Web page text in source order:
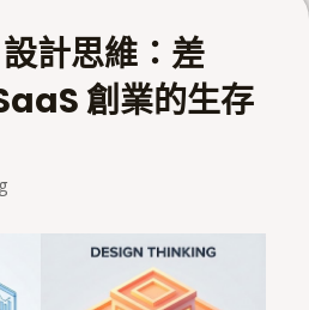
計思維：差
創業的生存